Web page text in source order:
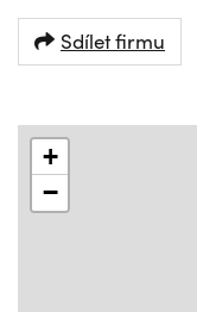
Sdílet firmu
+
−